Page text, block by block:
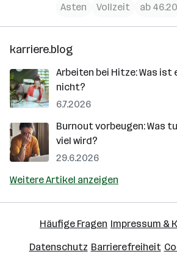
Asten
Vollzeit ab
karriere.blog
Arbeiten bei Hitze: Was ist
nicht?
6.7.2026
Burnout vorbeugen: Was
viel wird?
29.6.2026
Weitere Artikel anzeigen
Häufige Fragen Impressum &
Datenschutz Barrierefreiheit